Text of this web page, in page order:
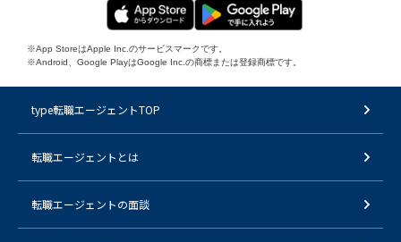
※App StoreはApple Inc.のサービスマークです。
※Android、Google PlayはGoogle Inc.の商標または登録商標です。
type転職エージェントTOP
転職エージェントとは
転職エージェントの面談